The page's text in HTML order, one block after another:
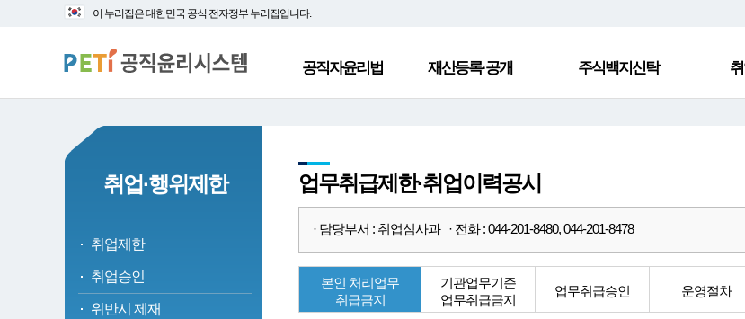
대
바
로
본
로
가
이 누리집은 대한민국 공식 전자정부 누리집입니다.
공직자윤리법 재산등록·공개 주식백지신탁
취업·행위제한
취업제한
취업승인
위반시 제재
업무취급제한·취업이력공시
· 담당부서 : 취업심사과 · 전화 : 044-201-8480, 044-201-8478
본인 처리업무
취급금지
기관업무기준
업무취급금지
업무취급승인 운영절차